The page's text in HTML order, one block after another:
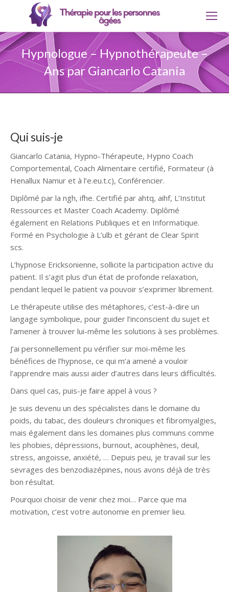
Hypnologue – Hypnothérapeute –
Ans par Giancarlo Catania
Qui suis-je
Giancarlo Catania, Hypno-Thérapeute, Hypno Coach
Comportemental, Coach Alimentaire certifié, Formateur (à
Henallux Namur et à l’e.eu.t.c), Conférencier.
Diplômé par la ngh, ifhe. Certifié par ahtq, aihf, L’Institut
Ressources et Master Coach Academy. Diplômé
également en Relations Publiques et en Informatique.
Formé en Psychologie à L’ulb et gérant de Clear Spirit
scs.
L’hypnose Ericksonienne, sollicite la participation active du
patient. Il s’agit plus d’un état de profonde relaxation,
pendant lequel le patient va pouvoir s’exprimer librement.
Le thérapeute utilise des métaphores, c’est-à-dire un
langage symbolique, pour guider l’inconscient du sujet et
l’amener à trouver lui-même les solutions à ses problèmes.
J’ai personnellement pu vérifier sur moi-même les
bénéfices de l’hypnose, ce qui m’a amené a vouloir
l’apprendre mais aussi aider d’autres dans leurs difficultés.
Dans quel cas, puis-je faire appel à vous ?
Je suis devenu un des spécialistes dans le domaine du
poids, du tabac, des douleurs chroniques et fibromyalgies,
mais également dans les domaines plus communs comme
les phobies, dépressions, burnout, acouphènes, deuil,
stress, angoisse, anxiété, … Depuis peu, je travail sur les
sevrages des benzodiazépines, nous avons déjà de très
bon résultat.
Pourquoi choisir de venir chez moi… Parce que ma
motivation, c’est votre autonomie en premier lieu.